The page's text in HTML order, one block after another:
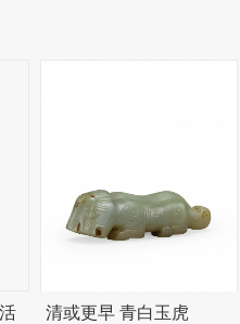
清或更早 青白玉虎